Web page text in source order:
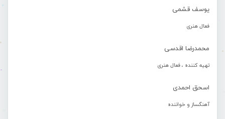
یوسف قشمی
فعال هنری
محمدرضا اقدسی
تهیه کننده ، فعال هنری
اسحق احمدی
آهنگساز و خواننده